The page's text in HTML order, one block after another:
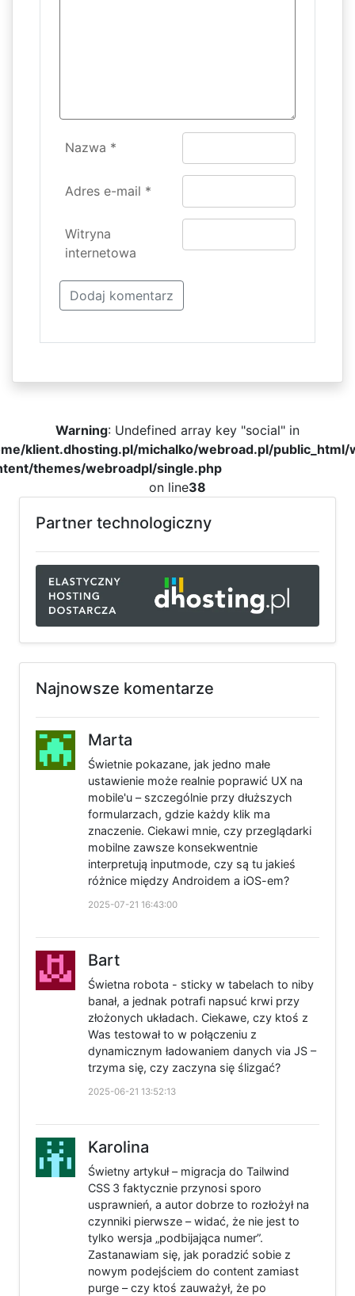
Nazwa *
Adres e-mail *
Witryna
internetowa
Warning: Undefined array key "social" in
klient.dhosting.pl/michalko/webroad.pl/public_html/
themes/webroadpl/single.php
on line38
Partner technologiczny
Najnowsze komentarze
Marta
Świetnie pokazane, jak jedno małe
ustawienie może realnie poprawić UX na
mobile'u – szczególnie przy dłuższych
formularzach, gdzie każdy klik ma
znaczenie. Ciekawi mnie, czy przeglądarki
mobilne zawsze konsekwentnie
interpretują inputmode, czy są tu jakieś
różnice między Androidem a iOS-em?
2025-07-21 16:43:00
Bart
Świetna robota - sticky w tabelach to niby
banał, a jednak potrafi napsuć krwi przy
złożonych układach. Ciekawe, czy ktoś z
Was testował to w połączeniu z
dynamicznym ładowaniem danych via JS –
trzyma się, czy zaczyna się ślizgać?
2025-06-21 13:52:13
Karolina
Świetny artykuł – migracja do Tailwind
CSS 3 faktycznie przynosi sporo
usprawnień, a autor dobrze to rozłożył na
czynniki pierwsze – widać, że nie jest to
tylko wersja „podbijająca numer”.
Zastanawiam się, jak poradzić sobie z
nowym podejściem do content zamiast
purge – czy ktoś zauważył, że po